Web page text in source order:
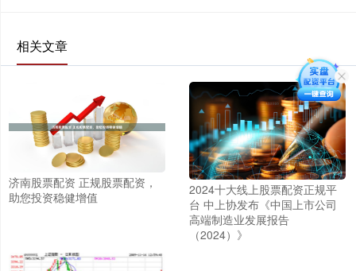
相关文章
济南股票配资 正规股票配资，
助您投资稳健增值
2024十大线上股票配资正规平
台 中上协发布《中国上市公司
高端制造业发展报告
（2024）》